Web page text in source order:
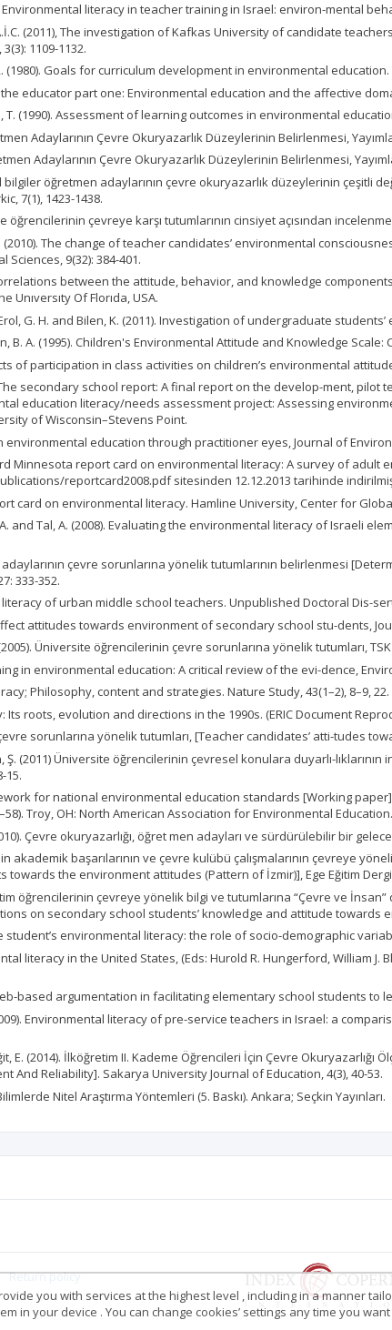
Environmental literacy in teacher training in Israel: environ-mental
(2011), The investigation of Kafkas University of candidate
1109-1132.
(1980). Goals for curriculum development in environmental
educator part one: Environmental education and the affective
T. (1990). Assessment of learning outcomes in environmental
Adaylarının Çevre Okuryazarlık Düzeylerinin Belirlenmesi,
Adaylarının Çevre Okuryazarlık Düzeylerinin Belirlenmesi,
bilgiler öğretmen adaylarının çevre okuryazarlık düzeylerinin çeşitli
7(1), 1423-1438.
öğrencilerinin çevreye karşı tutumlarının cinsiyet açısından
(2010). The change of teacher candidates’ environmental
9(32): 384-401.
between the attitude, behavior, and knowledge
Of Florıda, USA.
G. H. and Bilen, K. (2011). Investigation of undergraduate
B. A. (1995). Children's Environmental Attitude and Knowledge
of participation in class activities on children’s environmental
The secondary school report: A final report on the develop-ment,
education literacy/needs assessment project: Assessing
of Wisconsin–Stevens Point.
environmental education through practitioner eyes, Journal of
Minnesota report card on environmental literacy: A survey of
reportcard2008.pdf sitesinden 12.12.2013 tarihinde
card on environmental literacy. Hamline University, Center for
and Tal, A. (2008). Evaluating the environmental literacy of Israeli
adaylarının çevre sorunlarına yönelik tutumlarının belirlenmesi
333-352.
literacy of urban middle school teachers. Unpublished Doctoral Dis-
attitudes towards environment of secondary school stu-dents,
Üniversite öğrencilerinin çevre sorunlarına yönelik tutumları,
in environmental education: A critical review of the evi-dence,
Philosophy, content and strategies. Nature Study, 43(1–2), 8–9, 22.
Its roots, evolution and directions in the 1990s. (ERIC Document
sorunlarına yönelik tutumları, [Teacher candidates’ atti-tudes
Ş. (2011) Üniversite öğrencilerinin çevresel konulara duyarlı-
15.
for national environmental education standards [Working
Troy, OH: North American Association for Environmental Education.
Çevre okuryazarlığı, öğret men adayları ve sürdürülebilir bir
akademik başarılarının ve çevre kulübü çalışmalarının çevreye
the environment attitudes (Pattern of İzmir)], Ege Eğitim
öğrencilerinin çevreye yönelik bilgi ve tutumlarına “Çevre ve
on secondary school students’ knowledge and attitude towards
student’s environmental literacy: the role of socio-demographic
literacy in the United States, (Eds: Hurold R. Hungerford, William
based argumentation in facilitating elementary school students to
Environmental literacy of pre-service teachers in Israel: a
E. (2014). İlköğretim II. Kademe Öğrencileri İçin Çevre
And Reliability]. Sakarya University Journal of Education, 4(3), 40-53.
Nitel Araştırma Yöntemleri (5. Baskı). Ankara; Seçkin Yayınları.
Return policy
you with services at the highest level , including in a manner
in your device . You can change cookies’ settings any time you